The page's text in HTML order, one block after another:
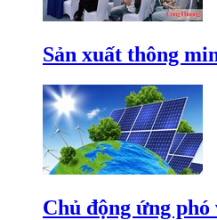
Sản xuất thông
Chủ động ứng